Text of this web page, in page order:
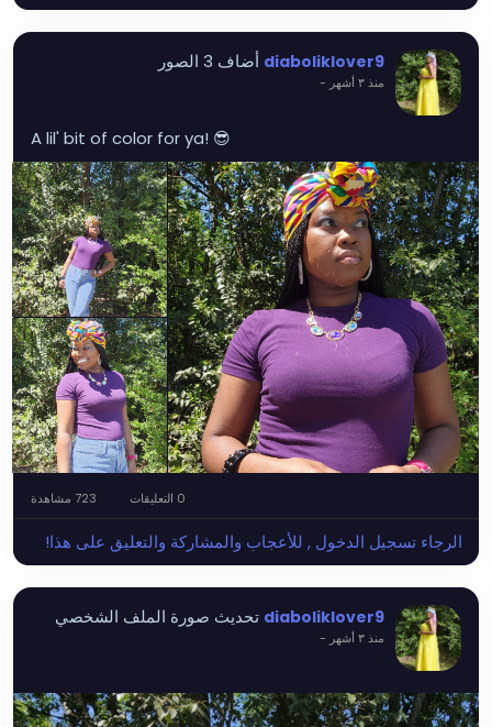
diaboliklover9 أضاف 3 الصور
منذ ٣ أشهر -
A lil' bit of color for ya! 😎
الرجاء تسجيل الدخول , للأعجاب والمشاركة والتعليق على هذا!
diaboliklover9 تحديث صورة الملف الشخصي
منذ ٣ أشهر -